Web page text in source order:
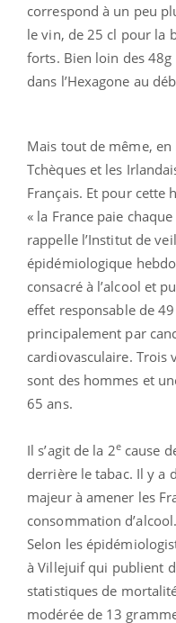
correspond à un peu
le vin, de 25 cl pour la
forts. Bien loin des
dans l’Hexagone au
Mais tout de même, en
Tchèques et les
Français. Et pour cette
« la France paie
rappelle l’Institut de
épidémiologique
consacré à l’alcool et
effet responsable de
principalement par
cardiovasculaire. Trois
sont des hommes et
65 ans.
Il s’agit de la 2ecause
derrière le tabac. Il y a
majeur à amener les
consommation
Selon les
à Villejuif qui publient
statistiques de
modérée de 13